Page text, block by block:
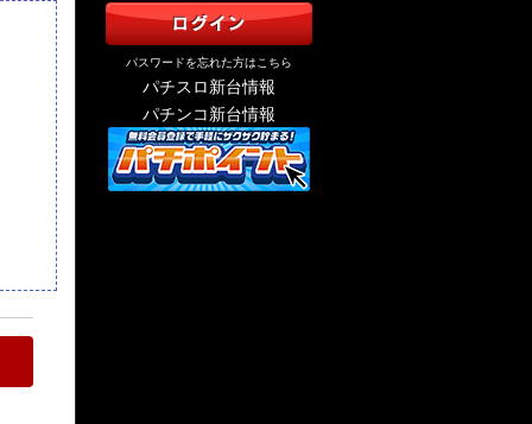
パスワードを忘れた方はこちら
パチスロ新台情報
パチンコ新台情報